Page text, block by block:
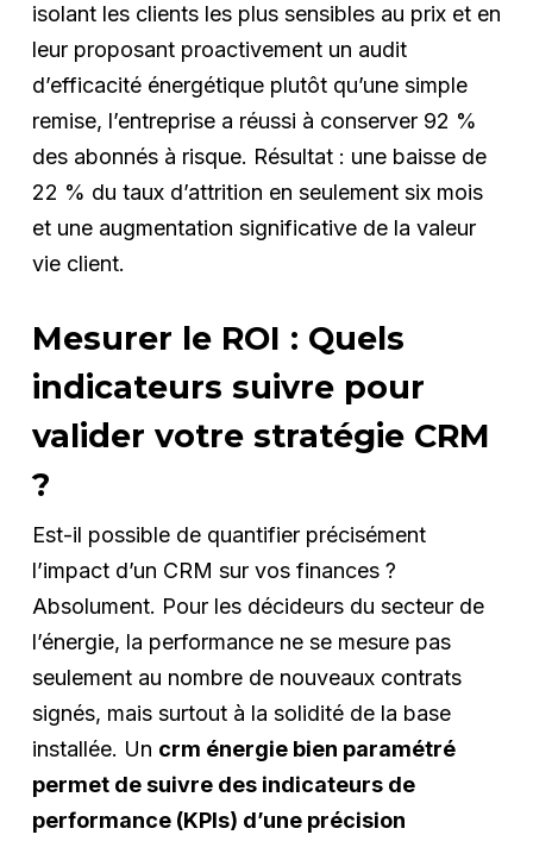
isolant les clients les plus sensibles au prix et en
leur proposant proactivement un audit
d’efficacité énergétique plutôt qu’une simple
remise, l’entreprise a réussi à conserver 92 %
des abonnés à risque. Résultat : une baisse de
22 % du taux d’attrition en seulement six mois
et une augmentation significative de la valeur
vie client.
Mesurer le ROI : Quels
indicateurs suivre pour
valider votre stratégie CRM
?
Est-il possible de quantifier précisément
l’impact d’un CRM sur vos finances ?
Absolument. Pour les décideurs du secteur de
l’énergie, la performance ne se mesure pas
seulement au nombre de nouveaux contrats
signés, mais surtout à la solidité de la base
installée. Un crm énergie bien paramétré
permet de suivre des indicateurs de
performance (KPIs) d’une précision